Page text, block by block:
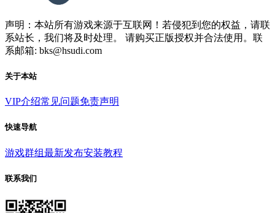
声明：本站所有游戏来源于互联网！若侵犯到您的权益，请联
系站长，我们将及时处理。 请购买正版授权并合法使用。联
系邮箱: bks@hsudi.com
关于本站
VIP介绍常见问题免责声明
快速导航
游戏群组最新发布安装教程
联系我们